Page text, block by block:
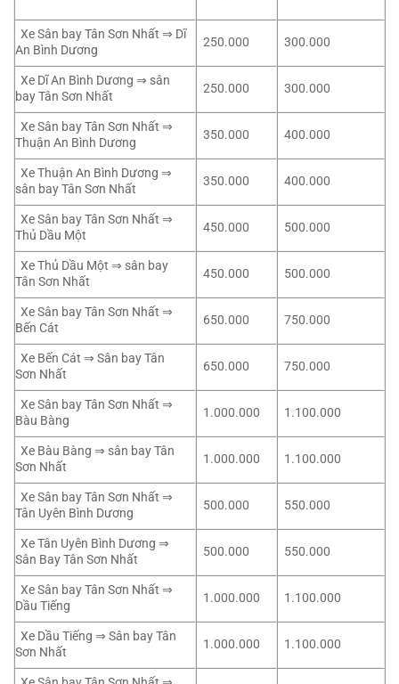
Xe Sân bay Tân Sơn Nhất ⇒ Dĩ
An Bình Dương
250.000 300.000
Xe Dĩ An Bình Dương ⇒ sân
bay Tân Sơn Nhất
250.000 300.000
Xe Sân bay Tân Sơn Nhất ⇒
Thuận An Bình Dương
350.000 400.000
Xe Thuận An Bình Dương ⇒
sân bay Tân Sơn Nhất
350.000 400.000
Xe Sân bay Tân Sơn Nhất ⇒
Thủ Dầu Một
450.000 500.000
Xe Thủ Dầu Một ⇒ sân bay
Tân Sơn Nhất
450.000 500.000
Xe Sân bay Tân Sơn Nhất ⇒
Bến Cát
650.000 750.000
Xe Bến Cát ⇒ Sân bay Tân
Sơn Nhất
650.000 750.000
Xe Sân bay Tân Sơn Nhất ⇒
Bàu Bàng
1.000.000 1.100.000
Xe Bàu Bàng ⇒ sân bay Tân
Sơn Nhất
1.000.000 1.100.000
Xe Sân bay Tân Sơn Nhất ⇒
Tân Uyên Bình Dương
500.000 550.000
Xe Tân Uyên Bình Dương ⇒
Sân Bay Tân Sơn Nhất
500.000 550.000
Xe Sân bay Tân Sơn Nhất ⇒
Dầu Tiếng
1.000.000 1.100.000
Xe Dầu Tiếng ⇒ Sân bay Tân
Sơn Nhất
1.000.000 1.100.000